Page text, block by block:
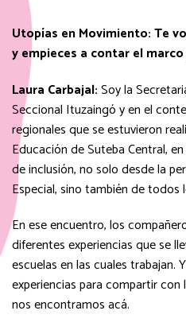
Utopías en Movimiento:Te
y empieces a contar el
Laura Carbajal:Soy la
Seccional Ituzaingó y en el
regionales que se estuvieron
Educación de Suteba Central,
de inclusión, no solo desde la
Especial, sino también de todos
En ese encuentro, los
diferentes experiencias que se
escuelas en las cuales trabajan.
experiencias para compartir
nos encontramos acá.